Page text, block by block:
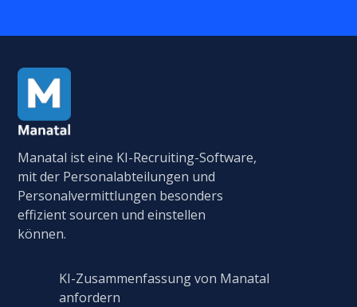
Manatal ist eine KI-Recruiting-Software,
mit der Personalabteilungen und
Personalvermittlungen besonders
effizient sourcen und einstellen
können.
KI-Zusammenfassung von Manatal
anfordern